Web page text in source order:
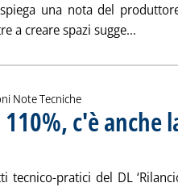
una nota del
a creare spazi sugge...
Note Tecniche
c'è anche
tecnico-pratici del DL